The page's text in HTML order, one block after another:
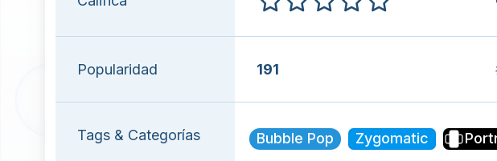
Popularidad 191
Tags & Categorías Bubble Pop Zygomatic